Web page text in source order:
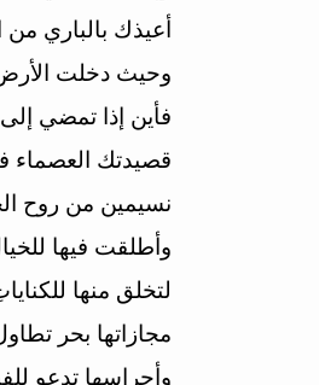
أعيذك بالباري من
وحيث دخلت الأرض
فأين إذا تمضي إلى
قصيدتك العصماء
نسيمين من روح
وأطلقت فيها
لتخلق منها
مجازاتها بحر
وأجراسها تدعو